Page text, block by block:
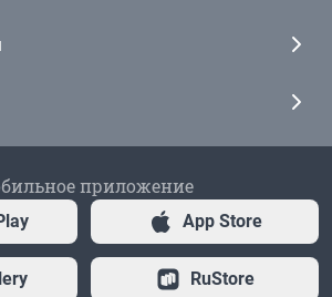
приложение
App Store
RuStore